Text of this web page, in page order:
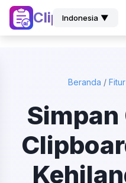
ClipZIndonesia ▼
Beranda / Fitur